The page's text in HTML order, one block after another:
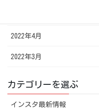
2022年4月
2022年3月
カテゴリーを選ぶ
インスタ最新情報